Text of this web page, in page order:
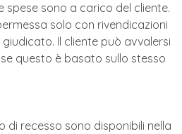
spese sono a carico del cliente.
solo con rivendicazioni
Il cliente può avvalersi
questo è basato sullo stesso
di recesso sono disponibili nella